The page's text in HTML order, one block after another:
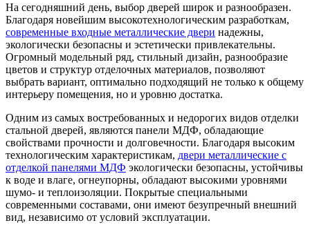
На сегодняшний день, выбор дверей широк и разнообразен.
Благодаря новейшим высокотехнологическим разработкам,
современные входные металлические двери надежны,
экологически безопасны и эстетически привлекательны.
Огромный модельный ряд, стильный дизайн, разнообразие
цветов и структур отделочных материалов, позволяют
выбрать вариант, оптимально подходящий не только к общему
интерьеру помещения, но и уровню достатка.
Одним из самых востребованных и недорогих видов отделки
стальной дверей, являются панели МДФ, обладающие
свойствами прочности и долговечности. Благодаря высоким
технологическим характеристикам, двери металлические с
отделкой панелями МДФ экологически безопасны, устойчивы
к воде и влаге, огнеупорны, обладают высокими уровнями
шумо- и теплоизоляции. Покрытые специальными
современными составами, они имеют безупречный внешний
вид, независимо от условий эксплуатации.